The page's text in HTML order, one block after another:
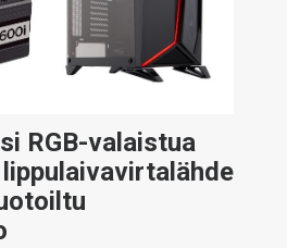
RGB-valaistua